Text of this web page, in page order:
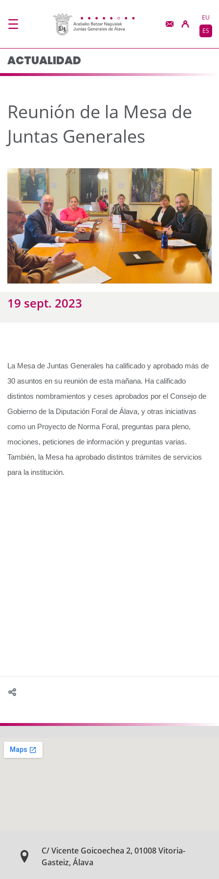
Reunión de la Mesa
EU
ES
ACTUALIDAD
Reunión de la Mesa de
Juntas Generales
19 sept. 2023
La Mesa de Juntas Generales ha calificado y aprobado más de
30 asuntos en su reunión de esta mañana. Ha calificado
distintos nombramientos y ceses aprobados por el Consejo de
Gobierno de la Diputación Foral de Álava, y otras iniciativas
como un Proyecto de Norma Foral, preguntas para pleno,
mociones, peticiones de información y preguntas varias.
También, la Mesa ha aprobado distintos trámites de servicios
para la institución.
C/ Vicente Goicoechea 2, 01008 Vitoria-
Gasteiz, Álava